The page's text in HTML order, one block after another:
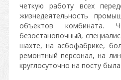
четкую работу всех
жизнедеятельность
объектов комбината.
безостановочный,
шахте, на асбофабрике,
ремонтный персонал, на
круглосуточно на посту